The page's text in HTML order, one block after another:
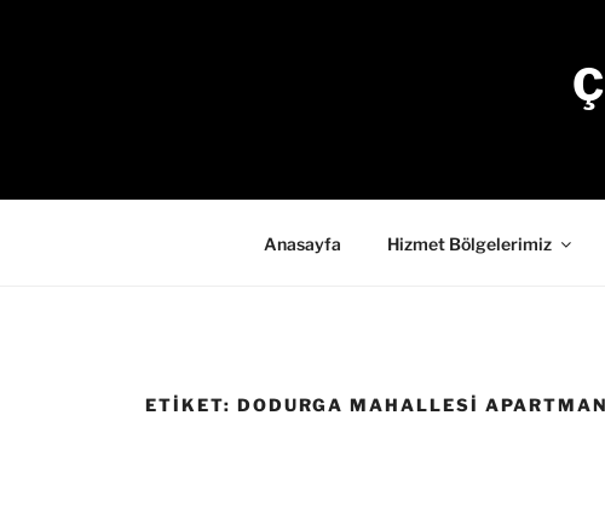
Anasayfa Hizmet Bölgelerimiz
ETIKET: DODURGA MAHALLESI